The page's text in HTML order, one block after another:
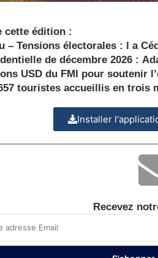
cette édition :
– Tensions électorales : l a
de décembre 2026 :
USD du FMI pour soutenir
touristes accueillis en trois
Installer
Recevez